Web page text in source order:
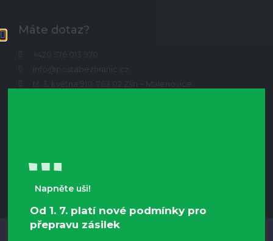
Máte dotaz?
+420 576 013 970
info@postabezhranic.cz
tř. 3. května 910, 763 02 Zlín – Malenovice
Napněte uši!
Od 1. 7. platí nové podmínky pro
přepravu zásilek